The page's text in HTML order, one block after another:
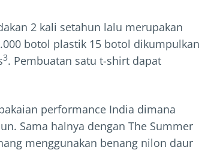
2 kali setahun lalu merupakan
botol plastik 15 botol dikumpulkan
3. Pembuatan satu t-shirt dapat
performance India dimana
Sama halnya dengan The Summer
menggunakan benang nilon daur